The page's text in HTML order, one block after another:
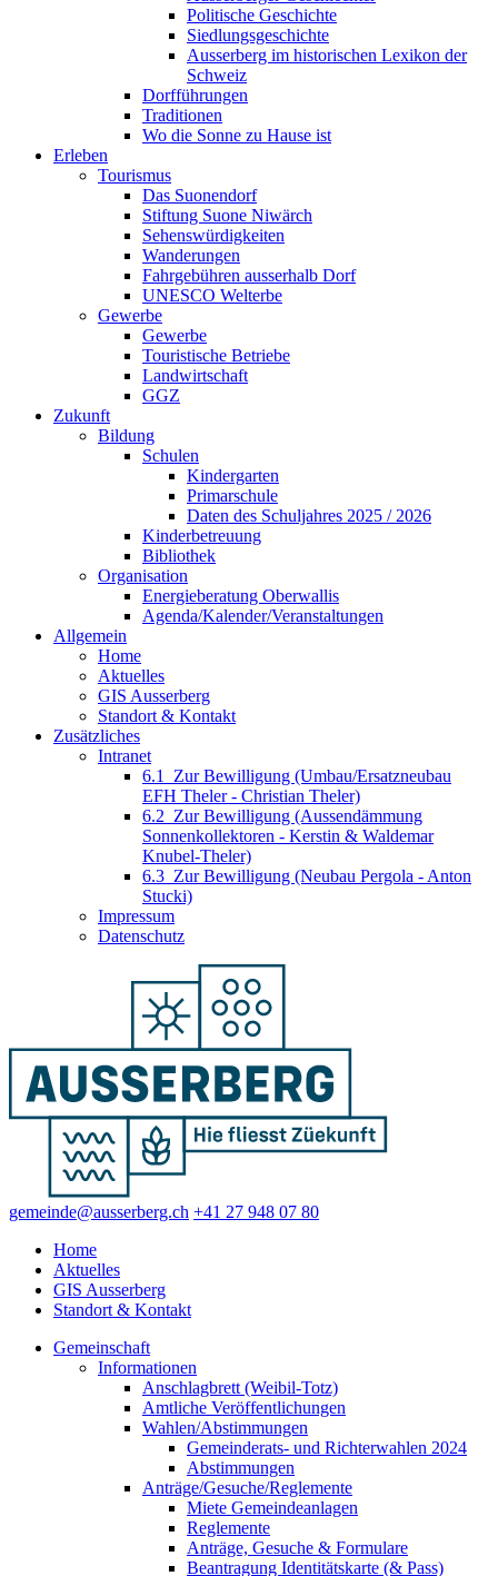
Politische Geschichte
Siedlungsgeschichte
Ausserberg im historischen Lexikon der
Schweiz
Dorfführungen
Traditionen
Wo die Sonne zu Hause ist
Erleben
Tourismus
Das Suonendorf
Stiftung Suone Niwärch
Sehenswürdigkeiten
Wanderungen
Fahrgebühren ausserhalb Dorf
UNESCO Welterbe
Gewerbe
Gewerbe
Touristische Betriebe
Landwirtschaft
GGZ
Zukunft
Bildung
Schulen
Kindergarten
Primarschule
Daten des Schuljahres 2025 / 2026
Kinderbetreuung
Bibliothek
Organisation
Energieberatung Oberwallis
Agenda/Kalender/Veranstaltungen
Allgemein
Home
Aktuelles
GIS Ausserberg
Standort & Kontakt
Zusätzliches
Intranet
6.1_Zur Bewilligung (Umbau/Ersatzneubau
EFH Theler - Christian Theler)
6.2_Zur Bewilligung (Aussendämmung
Sonnenkollektoren - Kerstin & Waldemar
Knubel-Theler)
6.3_Zur Bewilligung (Neubau Pergola - Anton
Stucki)
Impressum
Datenschutz
gemeinde@ausserberg.ch +41 27 948 07 80
Home
Aktuelles
GIS Ausserberg
Standort & Kontakt
Gemeinschaft
Informationen
Anschlagbrett (Weibil-Totz)
Amtliche Veröffentlichungen
Wahlen/Abstimmungen
Gemeinderats- und Richterwahlen 2024
Abstimmungen
Anträge/Gesuche/Reglemente
Miete Gemeindeanlagen
Reglemente
Anträge, Gesuche & Formulare
Beantragung Identitätskarte (& Pass)